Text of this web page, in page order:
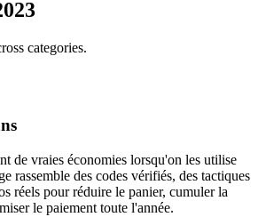
categories.
de vraies économies lorsqu'on les utilise
rassemble des codes vérifiés, des tactiques
réels pour réduire le panier, cumuler la
le paiement toute l'année.